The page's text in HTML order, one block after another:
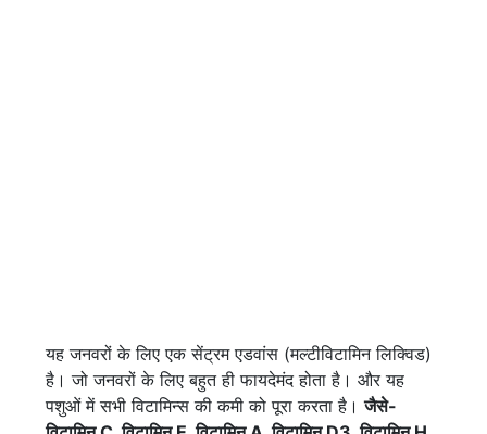
यह जनवरों के लिए एक सेंट्रम एडवांस (मल्टीविटामिन लिक्विड)
है। जो जनवरों के लिए बहुत ही फायदेमंद होता है। और यह
पशुओं में सभी विटामिन्स की कमी को पूरा करता है।जैसे-